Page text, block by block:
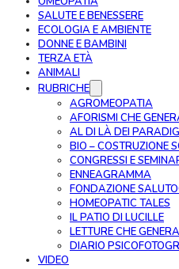
SALUTE E BENESSERE
ECOLOGIA E AMBIENTE
DONNE E BAMBINI
TERZA ETÀ
ANIMALI
RUBRICHE
AGROMEOPATIA
AFORISMI CHE
AL DI LÀ DEI
BIO – COSTRUZIONE
CONGRESSI E
ENNEAGRAMMA
FONDAZIONE
HOMEOPATIC TALES
IL PATIO DI LUCILLE
LETTURE CHE
DIARIO
VIDEO